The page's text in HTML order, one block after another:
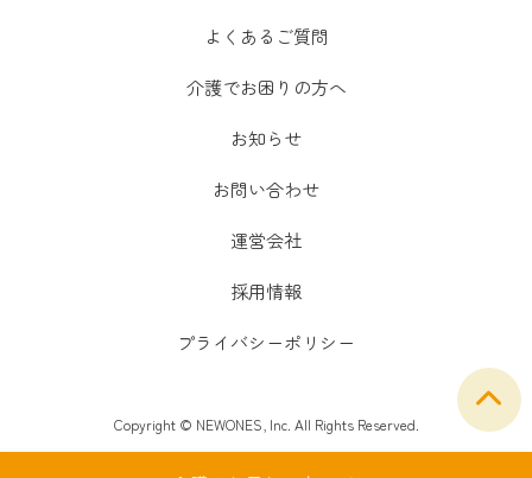
よくあるご質問
介護でお困りの方へ
お知らせ
お問い合わせ
運営会社
採用情報
プライバシーポリシー
Copyright © NEWONES, Inc. All Rights Reserved.